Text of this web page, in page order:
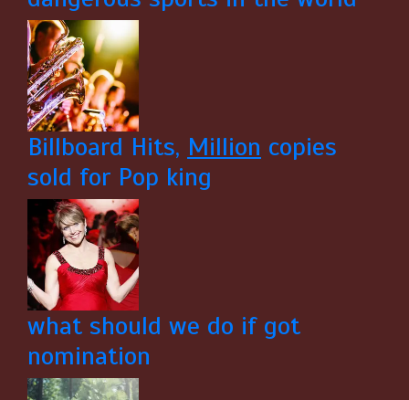
Billboard Hits, Million copies
sold for Pop king
what should we do if got
nomination